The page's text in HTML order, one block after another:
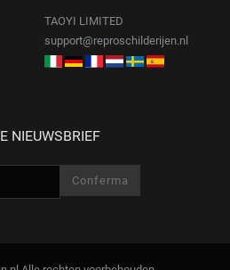
TAOYI LIMITED
support@reproschilderijen.nl
NIEUWSBRIEF